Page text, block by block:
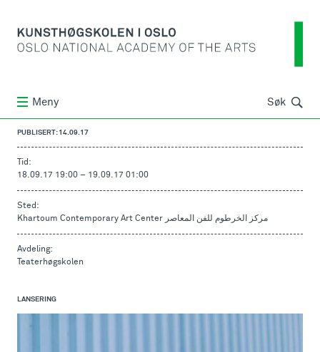
Meny Søk Søk
PUBLISERT: 14.09.17
Tid:
18.09.17 19:00 – 19.09.17 01:00
Sted:
Khartoum Contemporary Art Center مركز الخرطوم للفن المعاصر
Avdeling:
Teaterhøgskolen
LANSERING